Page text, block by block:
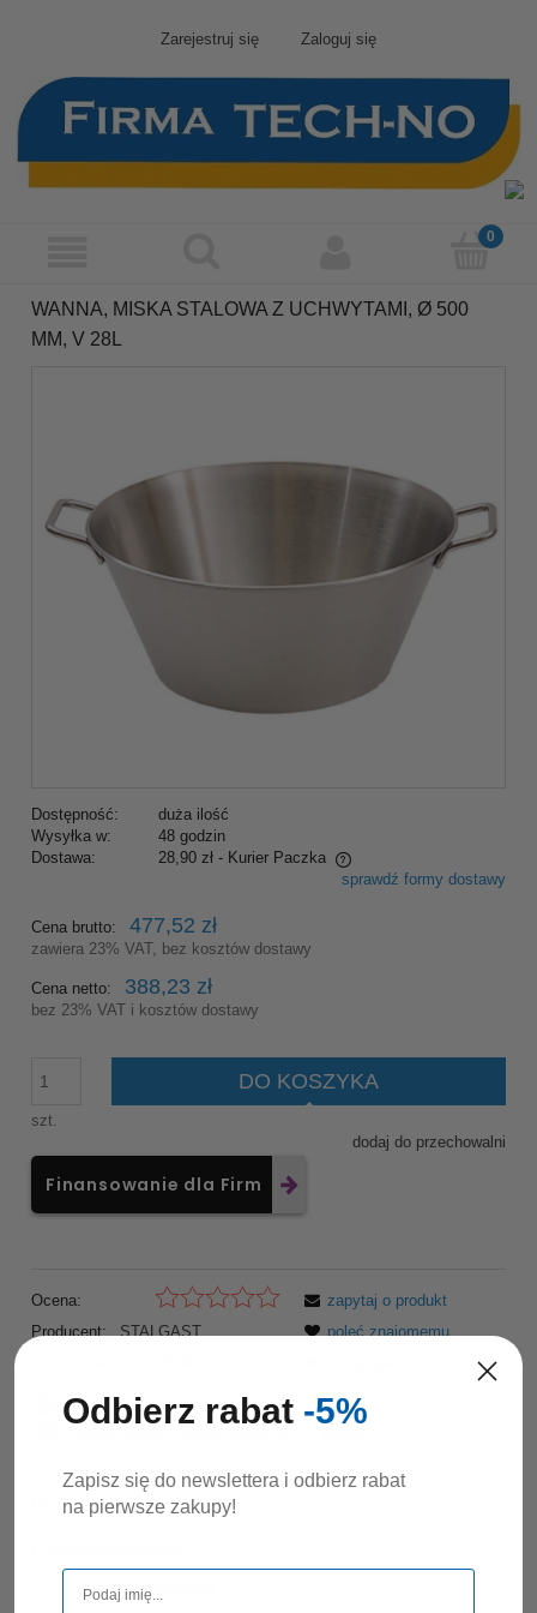
Zarejestruj się Zaloguj się
WANNA, MISKA STALOWA Z UCHWYTAMI, Ø 500
MM, V 28L
Dostępność:
duża ilość
Wysyłka w:
48 godzin
Dostawa:
28,90 zł - Kurier Paczka
Cena nie zawiera ewentualnych kosztów płatnościsprawdź formy dostawy
Cena brutto: 477,52 zł
zawiera 23% VAT, bez kosztów dostawy
Cena netto: 388,23 zł
bez 23% VAT i kosztów dostawy
szt.
DO KOSZYKA
dodaj do przechowalni
Finansowanie dla Firm
Ocena:
Producent:
STALGAST
zapytaj o produkt
poleć znajomemu
OPIS
stal satynowana
Odbierz rabat -5%
Zapisz się do newslettera i odbierz rabat
na pierwsze zakupy!